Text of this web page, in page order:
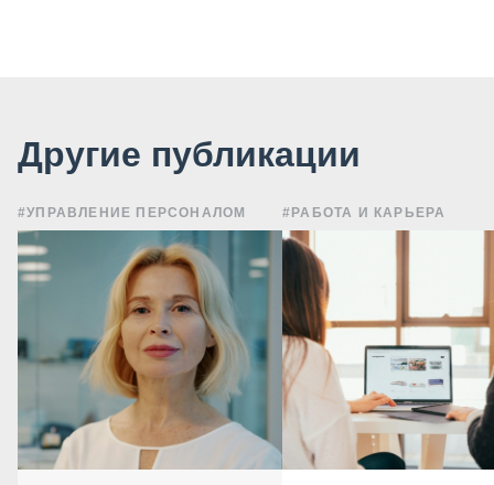
Другие публикации
#УПРАВЛЕНИЕ ПЕРСОНАЛОМ #РАБОТА И КАРЬЕРА